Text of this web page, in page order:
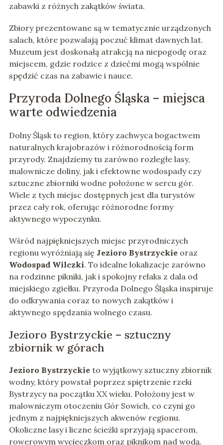
zabawki z różnych zakątków świata.
Zbiory prezentowane są w tematycznie urządzonych
salach, które pozwalają poczuć klimat dawnych lat.
Muzeum jest doskonałą atrakcją na niepogodę oraz
miejscem, gdzie rodzice z dziećmi mogą wspólnie
spędzić czas na zabawie i nauce.
Przyroda Dolnego Śląska – miejsca
warte odwiedzenia
Dolny Śląsk to region, który zachwyca bogactwem
naturalnych krajobrazów i różnorodnością form
przyrody. Znajdziemy tu zarówno rozległe lasy,
malownicze doliny, jak i efektowne wodospady czy
sztuczne zbiorniki wodne położone w sercu gór.
Wiele z tych miejsc dostępnych jest dla turystów
przez cały rok, oferując różnorodne formy
aktywnego wypoczynku.
Wśród najpiękniejszych miejsc przyrodniczych
regionu wyróżniają się Jezioro Bystrzyckieoraz
Wodospad Wilczki. To idealne lokalizacje zarówno
na rodzinne pikniki, jak i spokojny relaks z dala od
miejskiego zgiełku. Przyroda Dolnego Śląska inspiruje
do odkrywania coraz to nowych zakątków i
aktywnego spędzania wolnego czasu.
Jezioro Bystrzyckie – sztuczny
zbiornik w górach
Jezioro Bystrzyckieto wyjątkowy sztuczny zbiornik
wodny, który powstał poprzez spiętrzenie rzeki
Bystrzycy na początku XX wieku. Położony jest w
malowniczym otoczeniu Gór Sowich, co czyni go
jednym z najpiękniejszych akwenów regionu.
Okoliczne lasy i liczne ścieżki sprzyjają spacerom,
rowerowym wycieczkom oraz piknikom nad wodą.